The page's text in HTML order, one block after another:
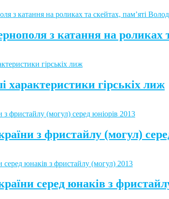
з катання на
характеристики гірськіх лиж
з фристайлу (могул)
серед юнаків з